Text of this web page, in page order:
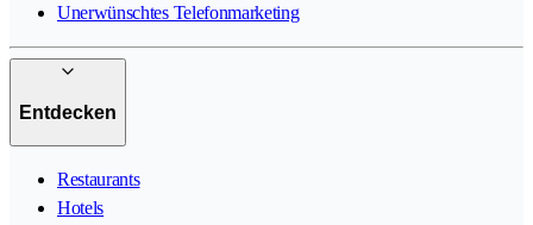
Unerwünschtes Telefonmarketing
Entdecken
Restaurants
Hotels